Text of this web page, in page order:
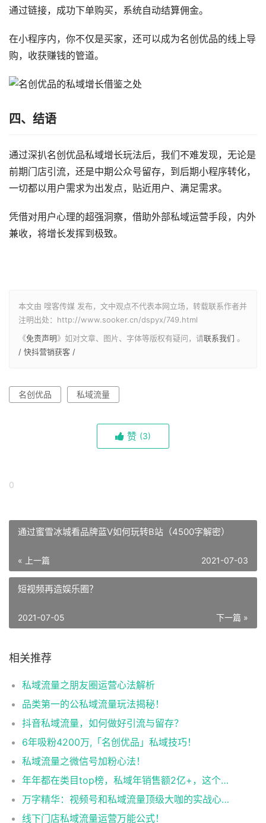
通过链接，成功下单购买，系统自动结算佣金。
在小程序内，你不仅是买家，还可以成为名创优品的线上导
购，收获赚钱的管道。
四、结语
通过深扒名创优品私域增长玩法后，我们不难发现，无论是
前期门店引流，还是中期公众号留存，到后期小程序转化，
一切都以用户需求为出发点，贴近用户、满足需求。
凭借对用户心理的超强洞察，借助外部私域运营手段，内外
兼收，将增长发挥到极致。
本文由 嗖客传媒 发布，文中观点不代表本网立场，转载联系作者并
注明出处：http://www.sooker.cn/dspyx/749.html
《免责声明》如对文章、图片、字体等版权有疑问，请联系我们 。
/ 快抖营销获客 /
名创优品 私域流量
赞 (3)
0
通过蜜雪冰城看品牌蓝V如何玩转B站（4500字解密）
« 上一篇 2021-07-03
短视频再造娱乐圈？
下一篇 »
2021-07-05
相关推荐
私域流量之朋友圈运营心法解析
品类第一的公私域流量玩法揭秘！
抖音私域流量，如何做好引流与留存？
6年吸粉4200万,「名创优品」私域技巧！
私域流量之微信号加粉心法！
年年都在类目top榜，私域年销售额2亿+，这个品牌是怎么做到的？
万字精华：视频号和私域流量顶级大咖的实战心得与运营方法论
线下门店私域流量运营万能公式！